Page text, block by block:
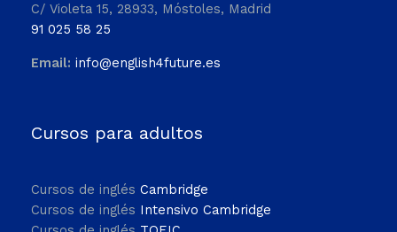
C/ Violeta 15, 28933, Móstoles, Madrid
91 025 58 25
Email: info@english4future.es
Cursos para adultos
Cursos de inglés Cambridge
Cursos de inglés Intensivo Cambridge